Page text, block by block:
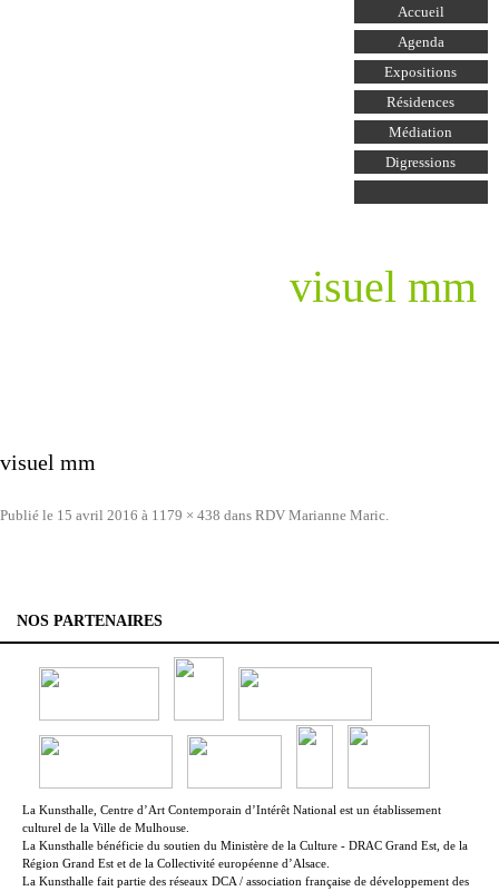
Aller au
contenu
principal
Accueil
Agenda
Expositions
Résidences
Médiation
Digressions
visuel mm
visuel mm
Publié le 15 avril 2016 à 1179 × 438 dans RDV Marianne Maric.
NOS PARTENAIRES
La Kunsthalle, Centre d’Art Contemporain d’Intérêt National est un établissement
culturel de la Ville de Mulhouse.
La Kunsthalle bénéficie du soutien du Ministère de la Culture - DRAC Grand Est, de la
Région Grand Est et de la Collectivité européenne d’Alsace.
La Kunsthalle fait partie des réseaux DCA / association française de développement des